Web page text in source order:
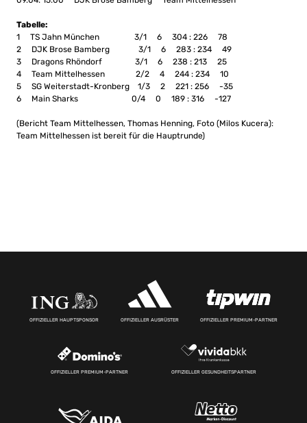
Tabelle:
1 TS Jahn München 3/1 6 304 : 226 78
2 DJK Brose Bamberg 3/1 6 283 : 234 49
3 Dragons Rhöndorf 3/1 6 238 : 213 25
4 Team Mittelhessen 2/2 4 244 : 234 10
5 SG Weiterstadt-Kronberg 1/3 2 221 : 256 -35
6 Main Sharks 0/4 0 189 : 316 -127
(Bericht Team Mittelhessen, Thomas Henning, Foto (Milos Kucera):
Team Mittelhessen ist bereit für die Hauptrunde)
OFFIZIELLER HAUPTSPONSOR OFFIZIELLER AUSRÜSTER OFFIZIELLER PREMIUM-PARTNER
OFFIZIELLER PREMIUM-PARTNER OFFIZIELLER GESUNDHEITSPARTNER